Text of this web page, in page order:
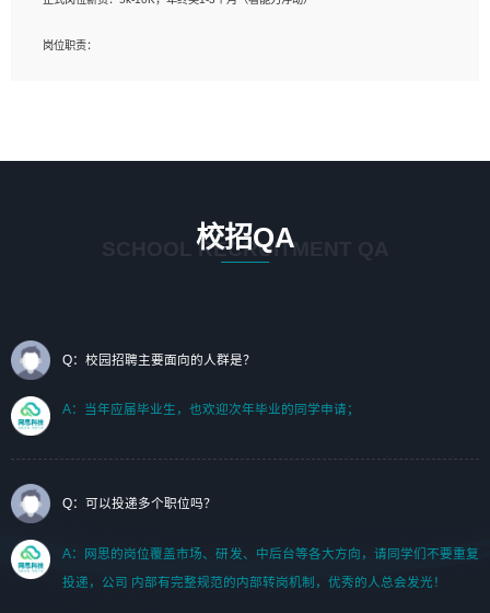
1、艺术设计类相关专业；（其中需求分析顾问不限专业）
岗位职责：
2. 熟悉 前端常用框架, 能独立完成设计给予的 UI 效果;
3. 有良好的代码习惯, 低级错误出现频率低;
7. 了解或熟悉 WebGL 及相关框架优先。
（岗位人员专职于行业应用解决方案、项目申报方案、投标方案的策划编写）
校招QA
SCHOOL RECRUITMENT QA
Q：校园招聘主要面向的人群是？
A：当年应届毕业生，也欢迎次年毕业的同学申请；
Q：可以投递多个职位吗？
A：网思的岗位覆盖市场、研发、中后台等各大方向，请同学们不要重复
投递，公司 内部有完整规范的内部转岗机制，优秀的人总会发光！